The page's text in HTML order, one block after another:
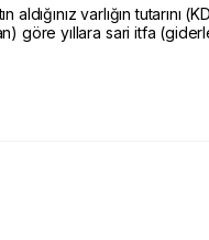
aldığınız varlığın
göre yıllara sari itfa